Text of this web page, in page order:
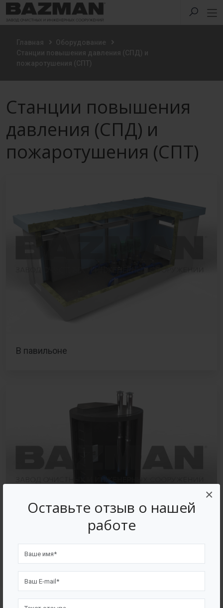
Оставьте отзыв о нашей
работе
×
Главная
Оборудование
Станции повышения давления (СПД) и
пожаротушения (СПТ)
Станции повышения
давления (СПД) и
пожаротушения (СПТ)
В павильоне